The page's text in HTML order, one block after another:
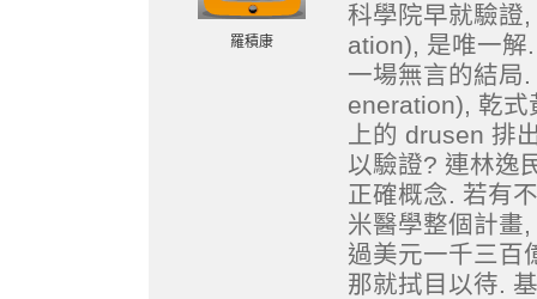
羅積康
科學院早就驗證
ation), 是唯一
一場無言的結局
eneration), 乾式
上的 drusen 排
以驗證? 連林逸
正確概念. 若有
米醫學整個計畫
過美元一千三百
那就拭目以待.